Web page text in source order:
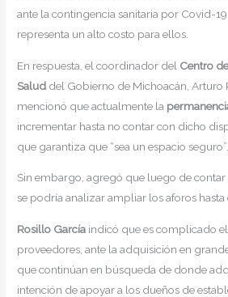
ante la contingencia sanitaria por Covid-
representa un alto costo para ellos.
En respuesta, el coordinador del Centro
Salud del Gobierno de Michoacán, Arturo
mencionó que actualmente la
incrementar hasta no contar con dicho
que garantiza que “sea un espacio seguro”.
Sin embargo, agregó que luego de
se podría analizar ampliar los aforos hasta
Rosillo García indicó que es complicado
proveedores, ante la adquisición en
que continúan en búsqueda de donde
intención de apoyar a los dueños de